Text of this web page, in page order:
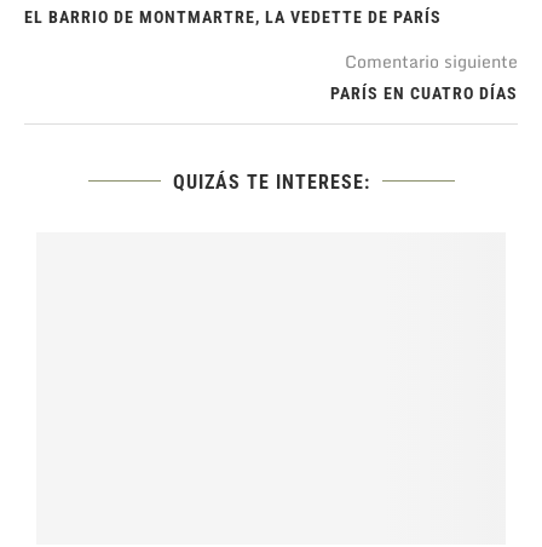
EL BARRIO DE MONTMARTRE, LA VEDETTE DE PARÍS
Comentario siguiente
PARÍS EN CUATRO DÍAS
QUIZÁS TE INTERESE: